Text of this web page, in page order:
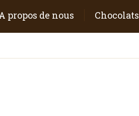
propos de nous Chocolats